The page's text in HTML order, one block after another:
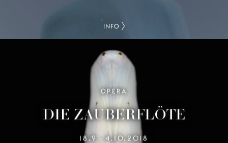
INFO
OPERA
DIE ZAUBERFLÖTE
18.9 – 4.10.2018